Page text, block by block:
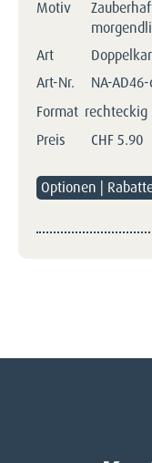
Motiv
Art
Art-Nr.
NA-
Format rechteckig
Preis
CHF5.90
Optionen |